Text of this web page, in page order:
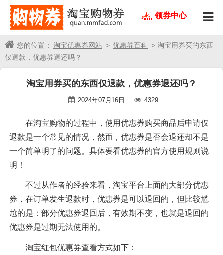
领券中心
您的位置： 淘宝优惠券网站 > 优惠券百科 > 淘宝用券买的东西
仅退款，优惠券退还吗？
淘宝用券买的东西仅退款，优惠券退还吗？
2024年07月16日 4329
在淘宝购物的过程中，使用优惠券购买商品后申请仅
退款是一个常见的情况，然而，优惠券是否会退还却不是
一个简单明了的问题。具体要看优惠券的官方使用规则说
明！
不过从作者的经验来看，淘宝平台上面的大部分优惠
券，在订单发生退款时，优惠券是可以退回的，但比较尴
尬的是：部分优惠券退回后，有效期不变，也就是退回的
优惠券是过期无法使用的。
淘宝红包优惠券查看方式如下：